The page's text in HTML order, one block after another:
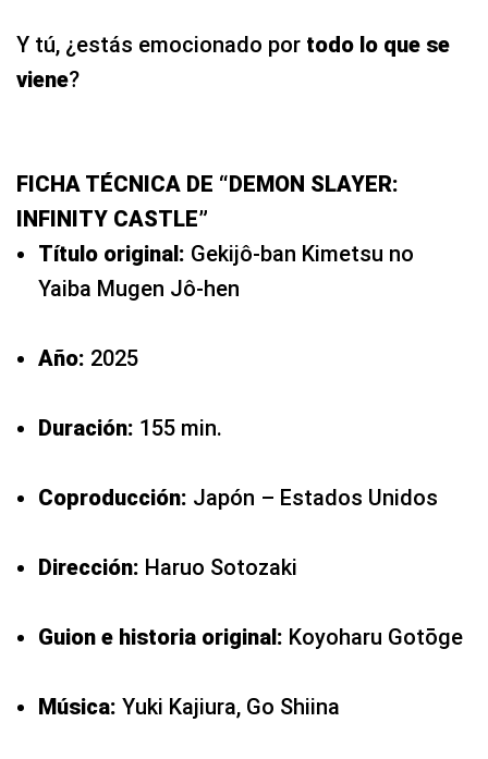
Y tú, ¿estás emocionado por todo lo que se
viene?
FICHA TÉCNICA DE “DEMON SLAYER:
INFINITY CASTLE”
Título original: Gekijô-ban Kimetsu no
Yaiba Mugen Jô-hen
Año: 2025
Duración: 155 min.
Coproducción: Japón – Estados Unidos
Dirección: Haruo Sotozaki
Guion e historia original: Koyoharu Gotōge
Música: Yuki Kajiura, Go Shiina